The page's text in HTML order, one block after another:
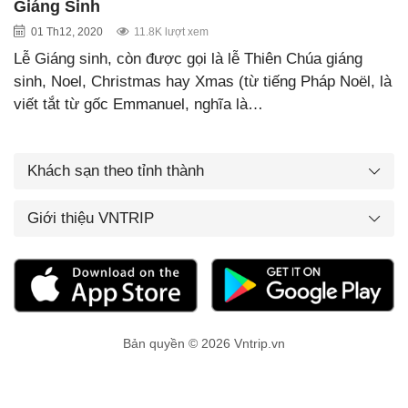
Giáng Sinh
01 Th12, 2020 11.8K lượt xem
Lễ Giáng sinh, còn được gọi là lễ Thiên Chúa giáng
sinh, Noel, Christmas hay Xmas (từ tiếng Pháp Noël, là
viết tắt từ gốc Emmanuel, nghĩa là…
Khách sạn theo tỉnh thành
Giới thiệu VNTRIP
Bản quyền © 2026 Vntrip.vn